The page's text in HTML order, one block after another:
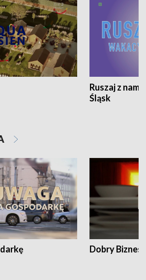
Ruszaj z
Śląsk
Dobry Biznes